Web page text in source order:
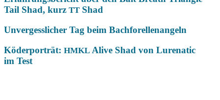
Tail Shad, kurz TT Shad
Unvergesslicher Tag beim Bachforellenangeln
Köderporträt: HMKL Alive Shad von Lurenatic
im Test